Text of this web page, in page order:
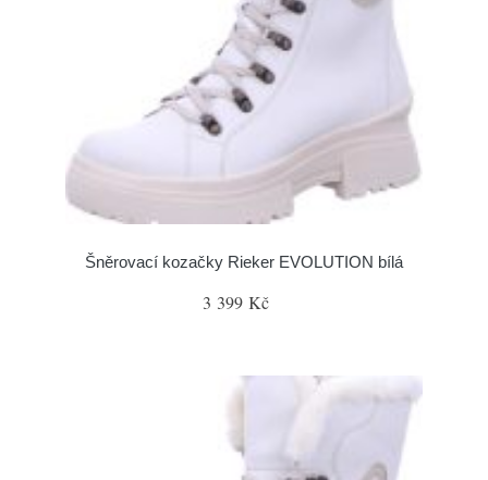
Šněrovací kozačky Rieker EVOLUTION bílá
3 399 Kč